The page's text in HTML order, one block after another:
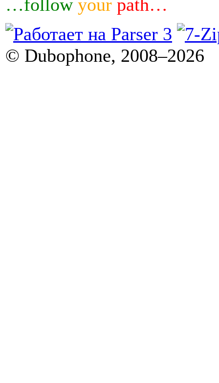
…follow your path…
© Dubophone, 2008–2026